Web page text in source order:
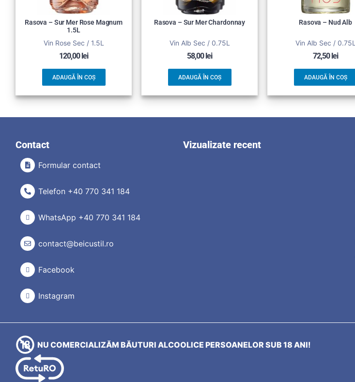
Rasova – Sur Mer Rose Magnum
1.5L
Vin Rose Sec / 1.5L
120,00lei
ADAUGĂ ÎN COȘ
Rasova – Sur Mer Chardonnay
Vin Alb Sec / 0.75L
58,00lei
ADAUGĂ ÎN COȘ
Rasova – Nud Alb
Vin Alb Sec / 0.75L
72,50lei
ADAUGĂ ÎN COȘ
Contact
Formular contact
Telefon +40 770 341 184
WhatsApp +40 770 341 184
contact@beicustil.ro
Facebook
Instagram
Vizualizate recent
NU COMERCIALIZĂM BĂUTURI ALCOOLICE PERSOANELOR SUB 18 ANI!